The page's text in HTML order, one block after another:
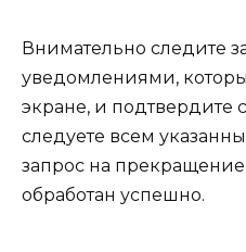
Внимательно следите
уведомлениями,
экране, и подтвердите
следуете всем
запрос на прекращение
обработан успешно.